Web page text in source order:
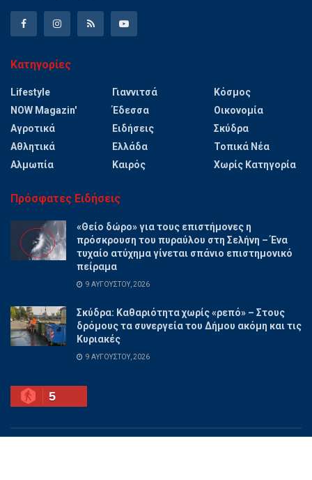
Κατηγορίες
Lifestyle
NOW Magazin'
Αγροτικά
Αθλητικά
Αλμωπία
Γιαννιτσά
Έδεσσα
Ειδήσεις
Ελλάδα
Καιρός
Κόσμος
Οικονομία
Σκύδρα
Τοπικά Νέα
Χωρίς Κατηγορία
Πρόσφατες Ειδήσεις
«Θείο δώρο» για τους επιστήμονες η
πρόσκρουση του πυραύλου στη Σελήνη – Ένα
τυχαίο ατύχημα γίνεται σπάνιο επιστημονικό
πείραμα
9 ΑΥΓΟΎΣΤΟΥ, 2026
Σκύδρα: Καθαριότητα χωρίς «ρεπό» – Στους
δρόμους τα συνεργεία του Δήμου ακόμη και τις
Κυριακές
9 ΑΥΓΟΎΣΤΟΥ, 2026
5